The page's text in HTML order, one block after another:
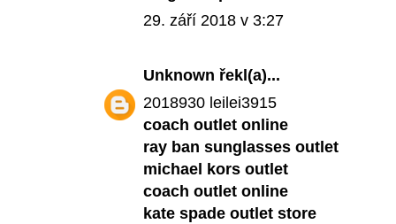
29. září 2018 v 3:27
Unknown řekl(a)...
2018930 leilei3915
coach outlet online
ray ban sunglasses outlet
michael kors outlet
coach outlet online
kate spade outlet store